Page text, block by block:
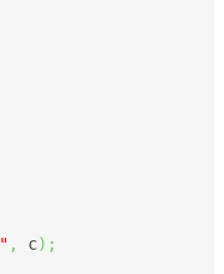
" , c) ;